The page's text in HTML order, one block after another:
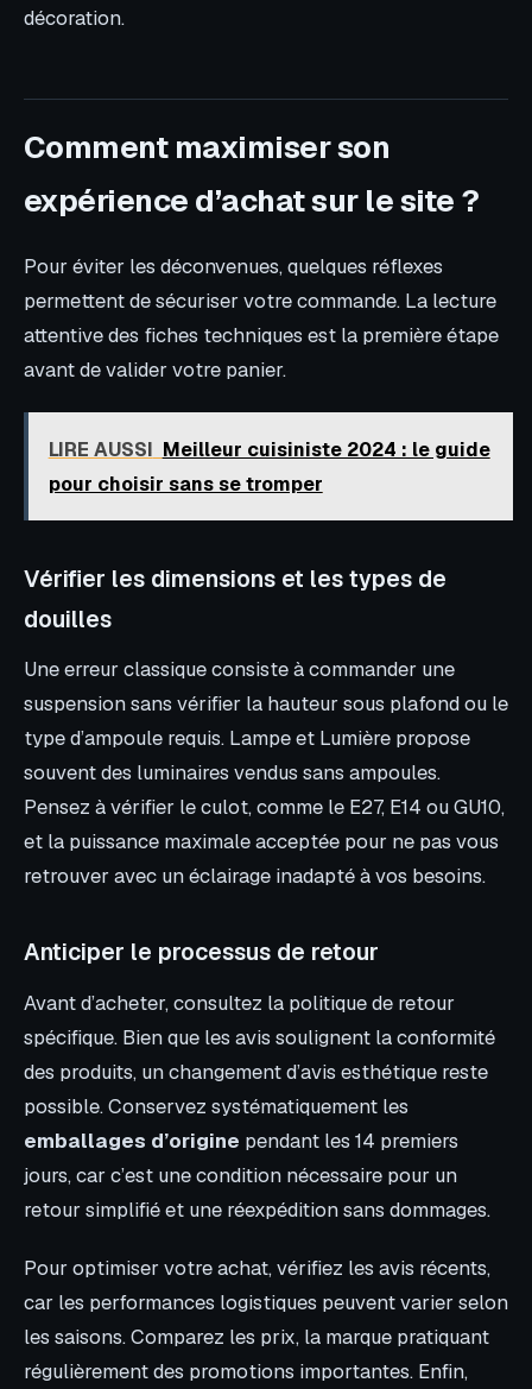
décoration.
Comment maximiser son
expérience d’achat sur le site ?
Pour éviter les déconvenues, quelques réflexes
permettent de sécuriser votre commande. La lecture
attentive des fiches techniques est la première étape
avant de valider votre panier.
LIRE AUSSI Meilleur cuisiniste 2024 : le guide
pour choisir sans se tromper
Vérifier les dimensions et les types de
douilles
Une erreur classique consiste à commander une
suspension sans vérifier la hauteur sous plafond ou le
type d’ampoule requis. Lampe et Lumière propose
souvent des luminaires vendus sans ampoules.
Pensez à vérifier le culot, comme le E27, E14 ou GU10,
et la puissance maximale acceptée pour ne pas vous
retrouver avec un éclairage inadapté à vos besoins.
Anticiper le processus de retour
Avant d’acheter, consultez la politique de retour
spécifique. Bien que les avis soulignent la conformité
des produits, un changement d’avis esthétique reste
possible. Conservez systématiquement les
emballages d’origine pendant les 14 premiers
jours, car c’est une condition nécessaire pour un
retour simplifié et une réexpédition sans dommages.
Pour optimiser votre achat, vérifiez les avis récents,
car les performances logistiques peuvent varier selon
les saisons. Comparez les prix, la marque pratiquant
régulièrement des promotions importantes. Enfin,